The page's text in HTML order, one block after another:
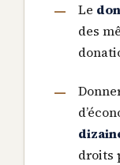
Le
des
droits